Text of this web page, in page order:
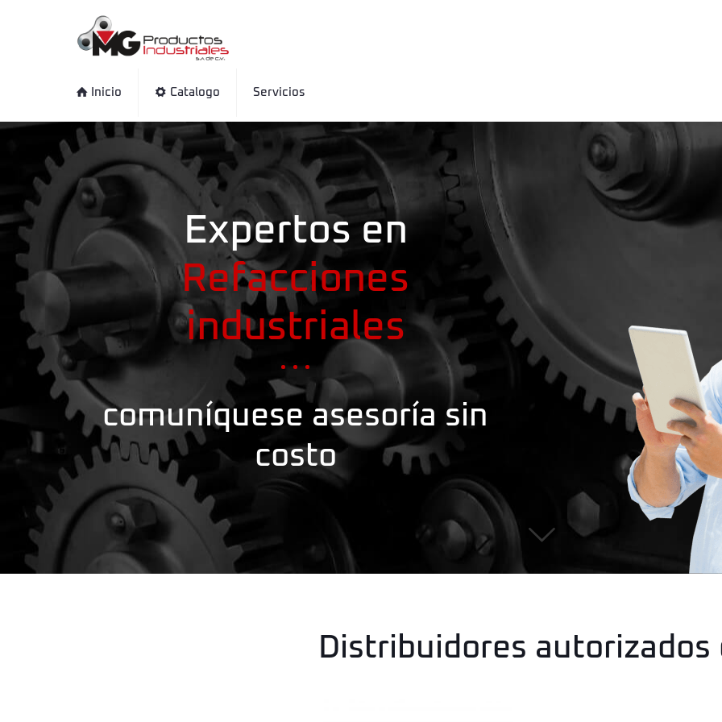
Inicio Catalogo Servicios
Expertos en
Refacciones
industriales
comuníquese asesoría sin
costo
Distribuidores autorizados